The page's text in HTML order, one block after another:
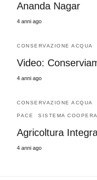
Ananda Nagar
4 anni ago
CONSERVAZIONE ACQUA
Video:
4 anni ago
CONSERVAZIONE ACQUA
PACE SISTEMA
Agricoltura
4 anni ago